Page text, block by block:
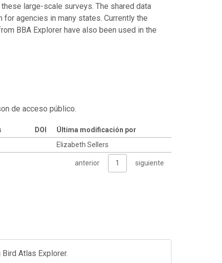
large-scale surveys. The shared data
agencies in many states. Currently the
BBA Explorer have also been used in the
de acceso público.
DOI
Última modificación por
Elizabeth Sellers
anterior 1 siguiente
Atlas Explorer.